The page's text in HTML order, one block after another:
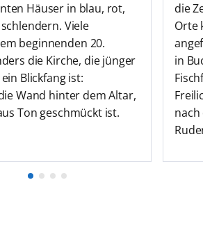
Häuser in blau, rot,
Viele
beginnenden 20.
die Kirche, die jünger
Blickfang ist:
Wand hinter dem Altar,
Ton geschmückt ist.
die
Orte
in